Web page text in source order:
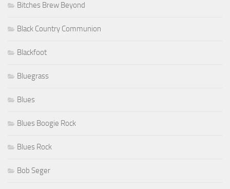
Bitches Brew Beyond
Black Country Communion
Blackfoot
Bluegrass
Blues
Blues Boogie Rock
Blues Rock
Bob Seger